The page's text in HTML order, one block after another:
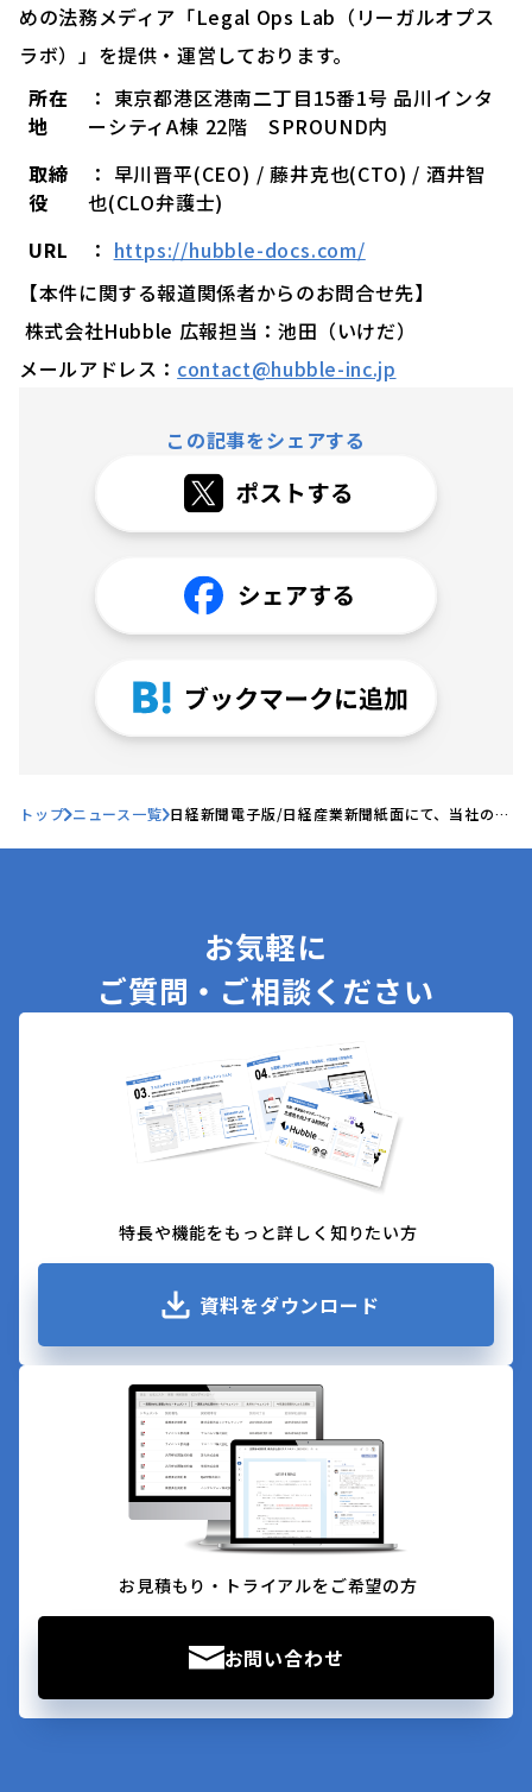
めの法務メディア「Legal Ops Lab（リーガルオプス
ラボ）」を提供・運営しております。
所在
地
： 東京都港区港南二丁目15番1号 品川インタ
ーシティA棟 22階 SPROUND内
取締
役
： 早川晋平(CEO) / 藤井克也(CTO) / 酒井智
也(CLO弁護士)
URL
： https://hubble-docs.com/
【本件に関する報道関係者からのお問合せ先】
株式会社Hubble 広報担当：池田（いけだ）
メールアドレス： contact@hubble-inc.jp
この記事をシェアする
トップ ニュース一覧 日経新聞電子版/日経産業新聞紙面にて、当社の記
お気軽に
ご質問・ご相談ください
特長や機能をもっと詳しく知りたい方
資料をダウンロード
お見積もり・トライアルをご希望の方
お問い合わせ